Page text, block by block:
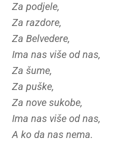
Za podjele,
Za razdore,
Za Belvedere,
Ima nas više od nas,
Za šume,
Za puške,
Za nove sukobe,
Ima nas više od nas,
A ko da nas nema.